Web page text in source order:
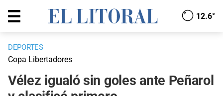
12.6°
DEPORTES
Copa Libertadores
Vélez igualó sin goles ante Peñarol